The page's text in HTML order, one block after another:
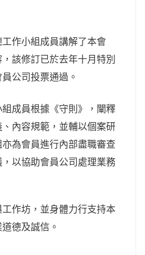
作小組成員講解了本會
，該修訂已於去年十月特別
公司投票通過。
成員根據《守則》，闡釋
內容規範，並輔以個案研
為會員進行內部盡職審查
以協助會員公司處理業務
作坊，並身體力行支持本
德及誠信。